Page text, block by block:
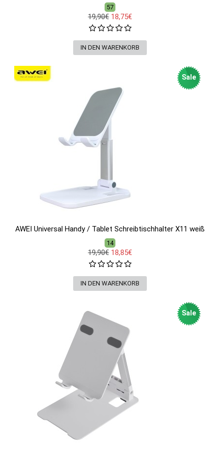
57
19,90€ 18,75€
Sale
AWEI Universal Handy / Tablet Schreibtischhalter X11 weiß
14
19,90€ 18,85€
Sale